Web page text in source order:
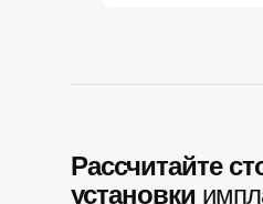
Рассчитайте
установки